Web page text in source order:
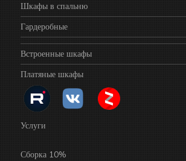
Шкафы в спальню
Гардеробные
Встроенные шкафы
Платяные шкафы
Услуги
Сборка 10%